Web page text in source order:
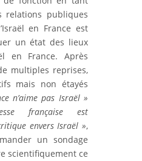
relations publiques
en France est
un état des lieux
en France. Après
multiples reprises,
mais non étayés
n’aime pas Israël »
française est
envers Israël »,
un sondage
scientifiquement ce